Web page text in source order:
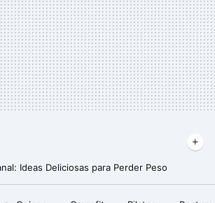
Ideas Deliciosas para Perder Peso